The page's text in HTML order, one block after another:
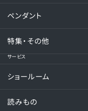
ペンダント
特集・その他
サービス
ショールーム
読みもの